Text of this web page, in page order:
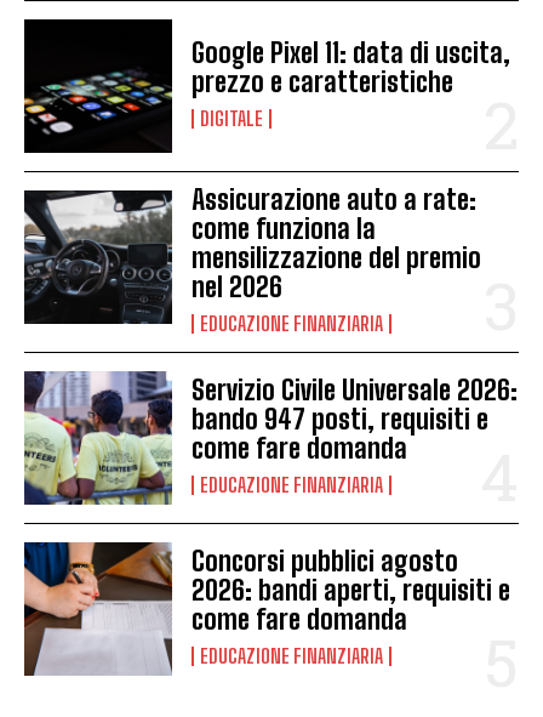
Google Pixel 11: data di uscita,
prezzo e caratteristiche
DIGITALE
Assicurazione auto a rate:
come funziona la
mensilizzazione del premio
nel 2026
EDUCAZIONE FINANZIARIA
Servizio Civile Universale 2026:
bando 947 posti, requisiti e
come fare domanda
EDUCAZIONE FINANZIARIA
Concorsi pubblici agosto
2026: bandi aperti, requisiti e
come fare domanda
EDUCAZIONE FINANZIARIA